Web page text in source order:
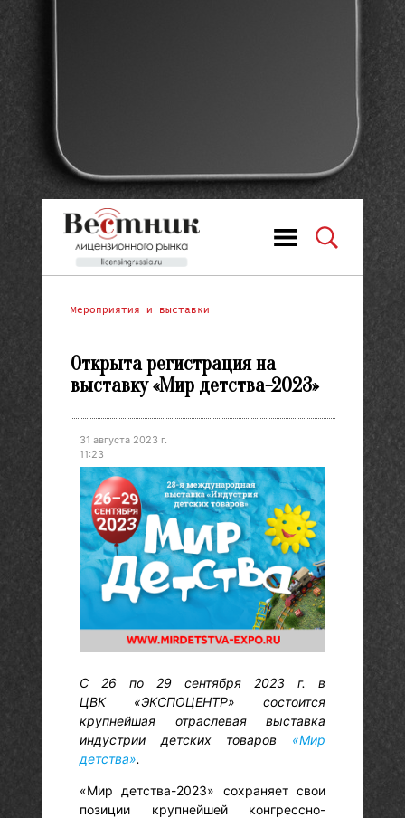
Мероприятия и выставки
Открыта регистрация на
выставку «Мир детства-2023»
31 августа 2023 г.
11:23
С 26 по 29 сентября 2023 г. в
ЦВК «ЭКСПОЦЕНТР» состоится
крупней­шая отрасле­вая выставка
индустрии детских товаров «Мир
детства».
«Мир детства-2023» сохраняет свои
позиции крупней­шей конгрессно-​